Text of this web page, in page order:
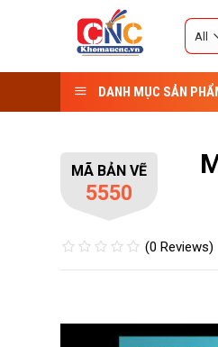
DANH MỤC SẢN
MÃ BẢN VẼ
5550
(0 Reviews)